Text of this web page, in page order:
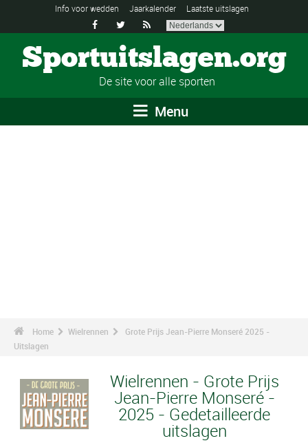
Info voor wedden Jaarkalender Laatste uitslagen
  
Sportuitslagen.org
De site voor alle sporten
Menu
Home Wielrennen
Grote Prijs Jean-Pierre Monseré 2025 -
Uitslagen
Wielrennen - Grote Prijs
Jean-Pierre Monseré -
2025 - Gedetailleerde
uitslagen